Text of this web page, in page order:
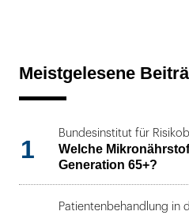
Meistgelesene
1
Bundesinstitut für
Welche
Generation 65+?
Patientenbehandlung in